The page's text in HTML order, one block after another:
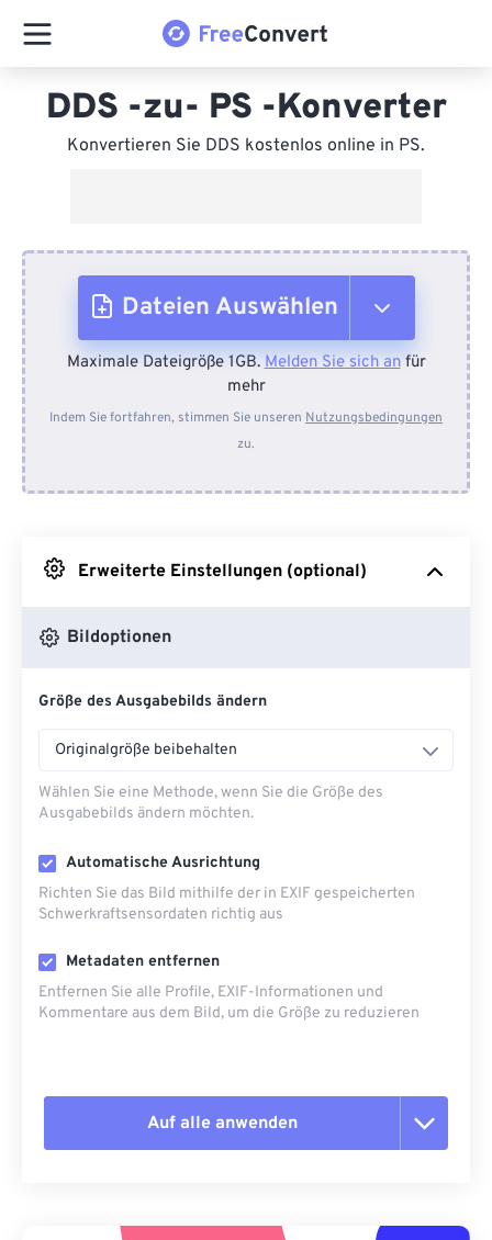
DDS -zu- PS -Konverter
Konvertieren Sie DDS kostenlos online in PS.
Dateien Auswählen
Vom Gerät
Von Dropbox
Maximale Dateigröße 1GB.Melden Sie sich anfür
mehr
Indem Sie fortfahren, stimmen Sie unseren Nutzungsbedingungen
zu.
Erweiterte Einstellungen (optional)
Bildoptionen
Größe des Ausgabebilds ändern
Originalgröße beibehalten
Wählen Sie eine Methode, wenn Sie die Größe des
Ausgabebilds ändern möchten.
Automatische Ausrichtung
Richten Sie das Bild mithilfe der in EXIF ​​gespeicherten
Schwerkraftsensordaten richtig aus
Metadaten entfernen
Entfernen Sie alle Profile, EXIF-Informationen und
Kommentare aus dem Bild, um die Größe zu reduzieren
Auf alle anwenden
Aus Vorgabe anwenden